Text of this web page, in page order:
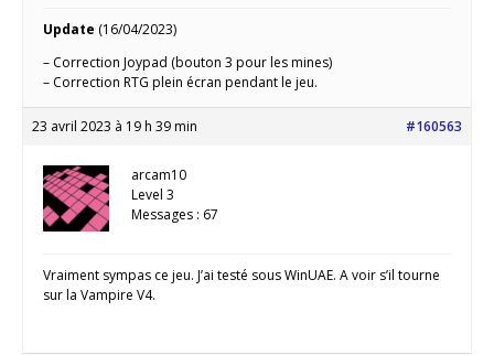
Update (16/04/2023)
– Correction Joypad (bouton 3 pour les mines)
– Correction RTG plein écran pendant le jeu.
23 avril 2023 à 19 h 39 min #160563
arcam10
Level 3
Messages : 67
Vraiment sympas ce jeu. J’ai testé sous WinUAE. A voir s’il tourne
sur la Vampire V4.